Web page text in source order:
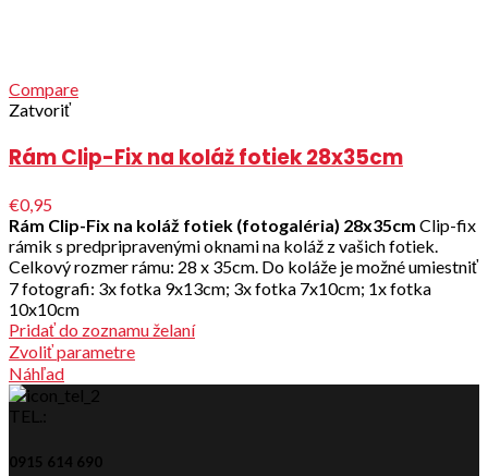
Compare
Zatvoriť
Rám Clip-Fix na koláž fotiek 28x35cm
€0,95
Rám Clip-Fix na koláž fotiek (fotogaléria) 28x35cm Clip-fix
rámik s predpripravenými oknami na koláž z vašich fotiek.
Celkový rozmer rámu: 28 x 35cm. Do koláže je možné umiestniť
7 fotografi: 3x fotka 9x13cm; 3x fotka 7x10cm; 1x fotka
10x10cm
Pridať do zoznamu želaní
Zvoliť parametre
Náhľad
TEL.:
0915 614 690